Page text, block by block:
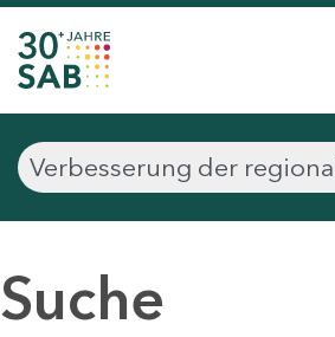
Suche